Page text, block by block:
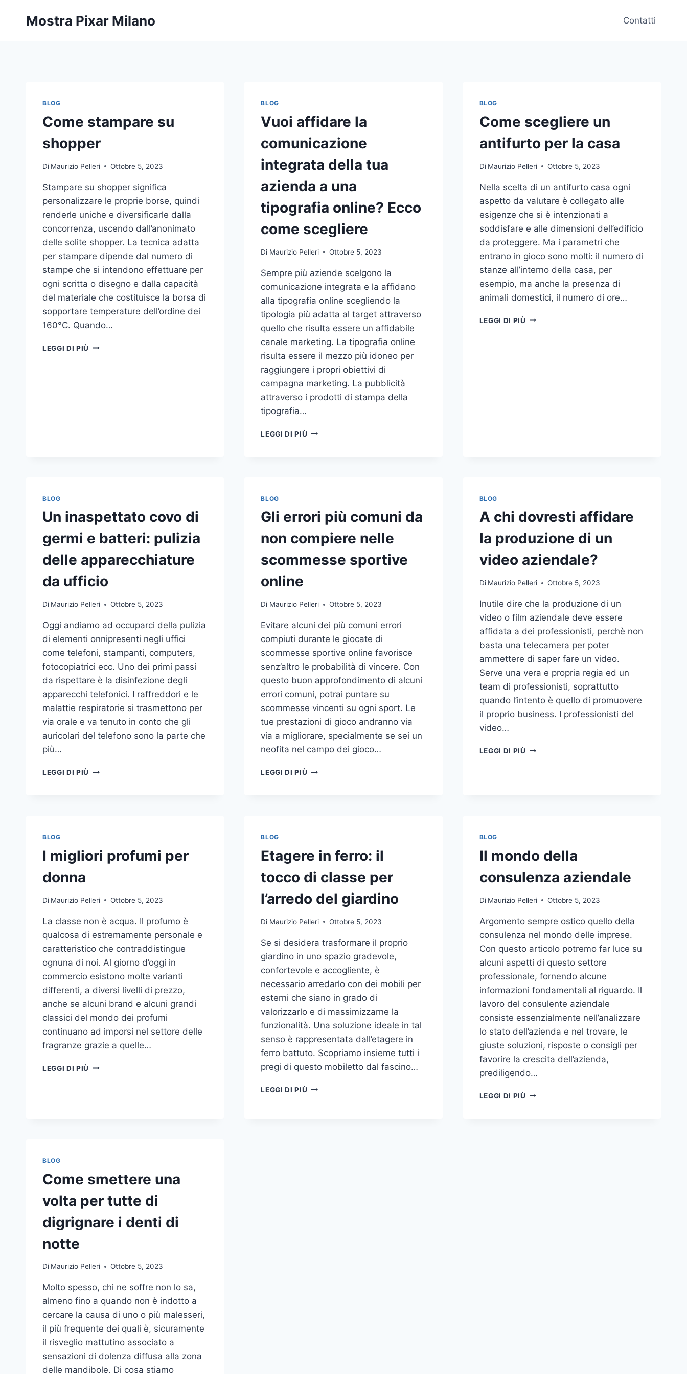
Mostra Pixar Milano Contatti
BLOG
Come stampare su
shopper
Di Maurizio Pelleri Ottobre 5, 2023
Stampare su shopper significa
personalizzare le proprie borse, quindi
renderle uniche e diversificarle dalla
concorrenza, uscendo dall’anonimato
delle solite shopper. La tecnica adatta
per stampare dipende dal numero di
stampe che si intendono effettuare per
ogni scritta o disegno e dalla capacità
del materiale che costituisce la borsa di
sopportare temperature dell’ordine dei
160°C. Quando…
LEGGI DI PIÙ COME
BLOG
Vuoi affidare la
comunicazione
integrata della tua
azienda a una
tipografia online? Ecco
come scegliere
Di Maurizio Pelleri Ottobre 5, 2023
Sempre più aziende scelgono la
comunicazione integrata e la affidano
alla tipografia online scegliendo la
tipologia più adatta al target attraverso
quello che risulta essere un affidabile
canale marketing. La tipografia online
risulta essere il mezzo più idoneo per
raggiungere i propri obiettivi di
campagna marketing. La pubblicità
attraverso i prodotti di stampa della
tipografia…
LEGGI DI PIÙ VUOI
A
TIPOGRAFIA
ONLINE?
ECCO
BLOG
Come scegliere un
antifurto per la casa
Di Maurizio Pelleri Ottobre 5, 2023
Nella scelta di un antifurto casa ogni
aspetto da valutare è collegato alle
esigenze che si è intenzionati a
soddisfare e alle dimensioni dell’edificio
da proteggere. Ma i parametri che
entrano in gioco sono molti: il numero di
stanze all’interno della casa, per
esempio, ma anche la presenza di
animali domestici, il numero di ore…
LEGGI DI PIÙ COME
BLOG
Un inaspettato covo di
germi e batteri: pulizia
delle apparecchiature
da ufficio
Di Maurizio Pelleri Ottobre 5, 2023
Oggi andiamo ad occuparci della pulizia
di elementi onnipresenti negli uffici
come telefoni, stampanti, computers,
fotocopiatrici ecc. Uno dei primi passi
da rispettare è la disinfezione degli
apparecchi telefonici. I raffreddori e le
malattie respiratorie si trasmettono per
via orale e va tenuto in conto che gli
auricolari del telefono sono la parte che
più…
LEGGI DI PIÙ UN
DELLE
APPARECCHIATURE
BLOG
Gli errori più comuni da
non compiere nelle
scommesse sportive
online
Di Maurizio Pelleri Ottobre 5, 2023
Evitare alcuni dei più comuni errori
compiuti durante le giocate di
scommesse sportive online favorisce
senz’altro le probabilità di vincere. Con
questo buon approfondimento di alcuni
errori comuni, potrai puntare su
scommesse vincenti su ogni sport. Le
tue prestazioni di gioco andranno via
via a migliorare, specialmente se sei un
neofita nel campo dei gioco…
LEGGI DI PIÙ GLI
SCOMMESSE
ONLINE
BLOG
A chi dovresti affidare
la produzione di un
video aziendale?
Di Maurizio Pelleri Ottobre 5, 2023
Inutile dire che la produzione di un
video o film aziendale deve essere
affidata a dei professionisti, perchè non
basta una telecamera per poter
ammettere di saper fare un video.
Serve una vera e propria regia ed un
team di professionisti, soprattutto
quando l’intento è quello di promuovere
il proprio business. I professionisti del
video…
LEGGI DI PIÙ
BLOG
I migliori profumi per
donna
Di Maurizio Pelleri Ottobre 5, 2023
La classe non è acqua. Il profumo è
qualcosa di estremamente personale e
caratteristico che contraddistingue
ognuna di noi. Al giorno d’oggi in
commercio esistono molte varianti
differenti, a diversi livelli di prezzo,
anche se alcuni brand e alcuni grandi
classici del mondo dei profumi
continuano ad imporsi nel settore delle
fragranze grazie a quelle…
LEGGI DI PIÙ
BLOG
Etagere in ferro: il
tocco di classe per
l’arredo del giardino
Di Maurizio Pelleri Ottobre 5, 2023
Se si desidera trasformare il proprio
giardino in uno spazio gradevole,
confortevole e accogliente, è
necessario arredarlo con dei mobili per
esterni che siano in grado di
valorizzarlo e di massimizzarne la
funzionalità. Una soluzione ideale in tal
senso è rappresentata dall’etagere in
ferro battuto. Scopriamo insieme tutti i
pregi di questo mobiletto dal fascino…
LEGGI DI PIÙ ETAGERE
BLOG
Il mondo della
consulenza aziendale
Di Maurizio Pelleri Ottobre 5, 2023
Argomento sempre ostico quello della
consulenza nel mondo delle imprese.
Con questo articolo potremo far luce su
alcuni aspetti di questo settore
professionale, fornendo alcune
informazioni fondamentali al riguardo. Il
lavoro del consulente aziendale
consiste essenzialmente nell’analizzare
lo stato dell’azienda e nel trovare, le
giuste soluzioni, risposte o consigli per
favorire la crescita dell’azienda,
prediligendo…
LEGGI DI PIÙ IL
BLOG
Come smettere una
volta per tutte di
digrignare i denti di
notte
Di Maurizio Pelleri Ottobre 5, 2023
Molto spesso, chi ne soffre non lo sa,
almeno fino a quando non è indotto a
cercare la causa di uno o più malesseri,
il più frequente dei quali è, sicuramente
il risveglio mattutino associato a
sensazioni di dolenza diffusa alla zona
delle mandibole. Di cosa stiamo